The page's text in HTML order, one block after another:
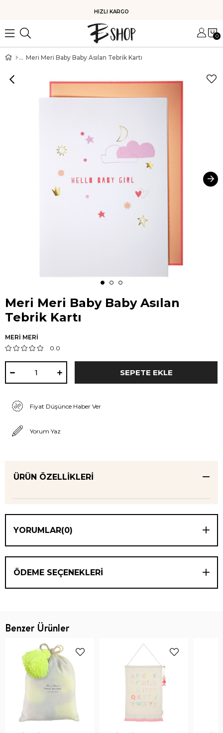
HIZLI KARGO
0
Meri Meri Baby Baby Asılan Tebrik Kartı
Meri Meri Baby Baby Asılan
Tebrik Kartı
MERİ MERİ
0.0
Fiyat Düşünce Haber Ver
Yorum Yaz
ÜRÜN ÖZELLIKLERI
YORUMLAR(0)
ÖDEME SEÇENEKLERI
Benzer Ürünler